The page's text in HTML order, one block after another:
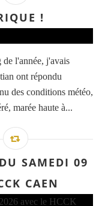
!
l'année, j'avais
ont répondu
des conditions météo,
marée haute à...
SAMEDI 09
CAEN